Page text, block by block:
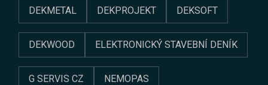
DEKMETAL DEKPROJEKT DEKSOFT
DEKWOOD ELEKTRONICKÝ STAVEBNÍ DENÍK
G SERVIS CZ NEMOPAS